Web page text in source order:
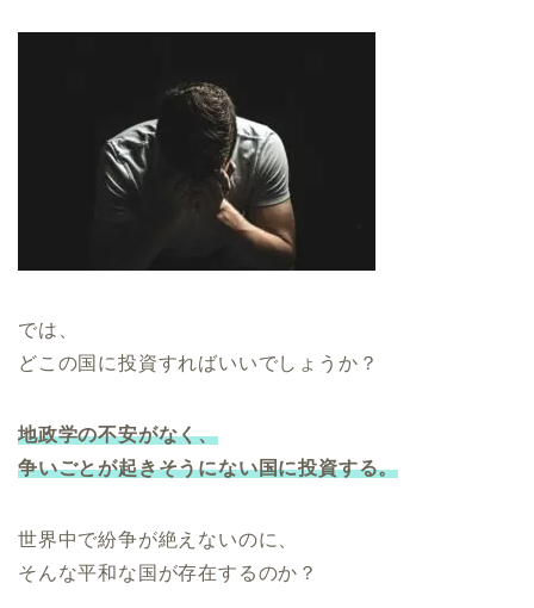
では、
どこの国に投資すればいいでしょうか？
地政学の不安がなく、
争いごとが起きそうにない国に投資する。
世界中で紛争が絶えないのに、
そんな平和な国が存在するのか？